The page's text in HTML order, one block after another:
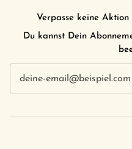
Verpasse keine
Du kannst Dein